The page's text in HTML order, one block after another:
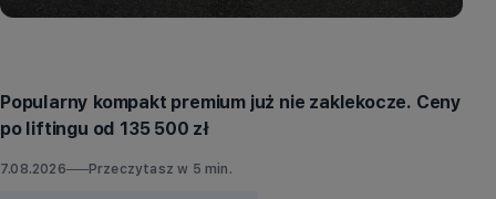
Popularny kompakt premium już nie zaklekocze. Ceny
po liftingu od 135 500 zł
7.08.2026 Przeczytasz w 5 min.